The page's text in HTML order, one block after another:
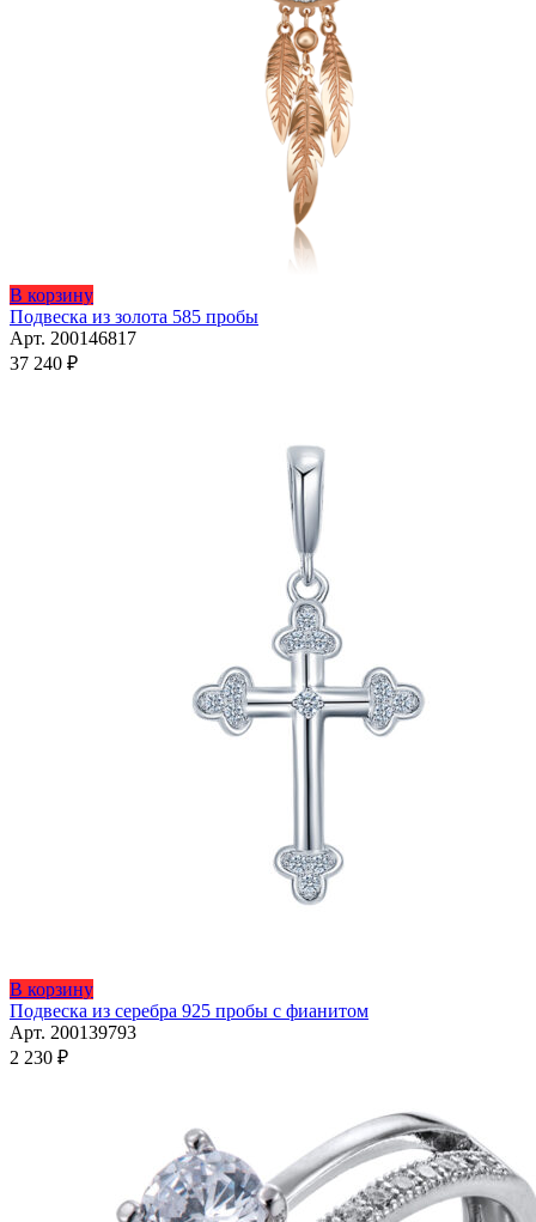
В корзину
Подвеска из золота 585 пробы
Арт. 200146817
37 240 ₽
В корзинуЭтот
товар
имеет
странице
товара.
Подвеска из серебра 925 пробы с фианитом
Арт. 200139793
2 230 ₽